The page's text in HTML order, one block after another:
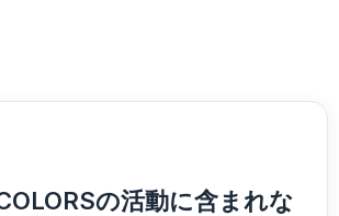
の活動に含まれな